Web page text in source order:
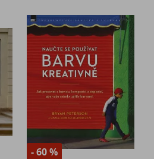
- 60 %